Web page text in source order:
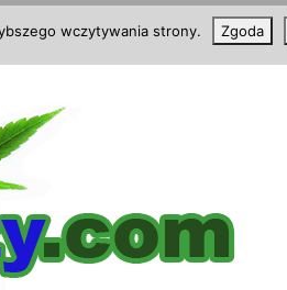
wczytywania strony. Zgoda